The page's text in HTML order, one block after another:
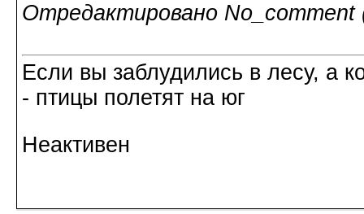
Отредактировано No_comment
Если вы заблудились в лесу, а
- птицы полетят на юг
Неактивен